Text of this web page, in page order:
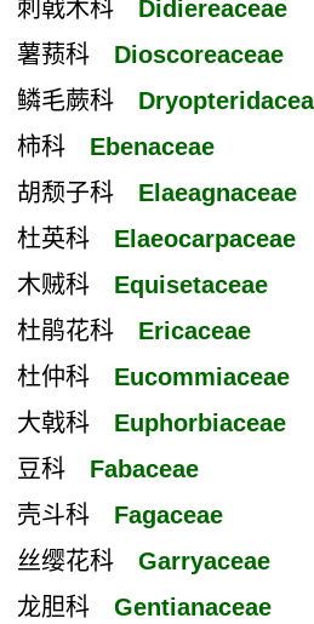
刺戟木科
Didiereaceae
薯蓣科
Dioscoreaceae
鳞毛蕨科
柿科
Ebenaceae
胡颓子科
Elaeagnaceae
杜英科
Elaeocarpaceae
木贼科
Equisetaceae
杜鹃花科
Ericaceae
杜仲科
Eucommiaceae
大戟科
Euphorbiaceae
豆科
Fabaceae
壳斗科
Fagaceae
丝缨花科
Garryaceae
龙胆科
Gentianaceae